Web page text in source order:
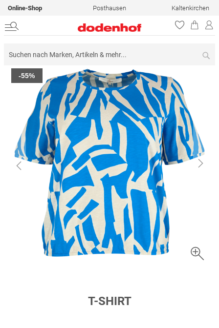
Online-Shop Posthausen Kaltenkirchen
Zum
Ende
Bildergalerie
springen
-55%
T-SHIRT